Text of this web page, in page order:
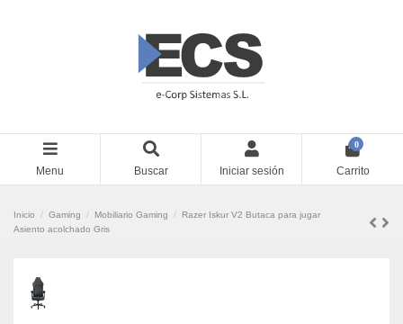
Menu Buscar Iniciar sesión
0
Carrito
Inicio Gaming Mobiliario Gaming
Razer Iskur V2 Butaca para jugar
Asiento acolchado Gris